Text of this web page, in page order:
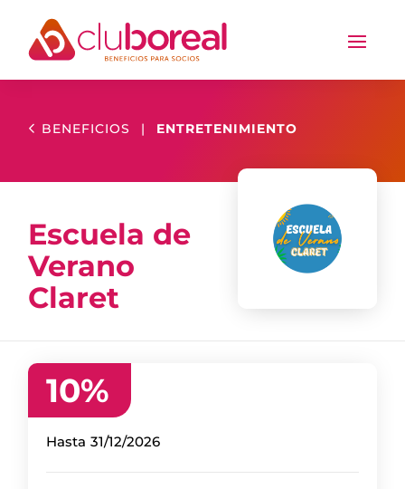
BENEFICIOS | ENTRETENIMIENTO
Escuela de
Verano
Claret
10%
Hasta 31/12/2026